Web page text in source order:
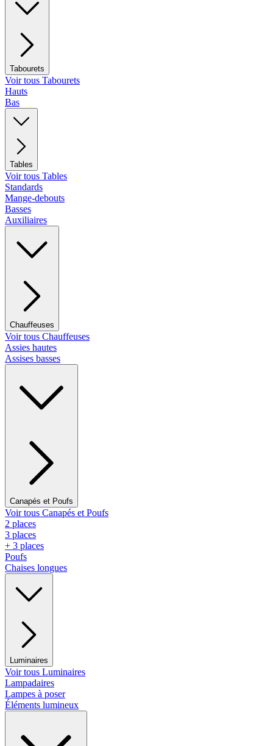
Tabourets
Voir tous Tabourets
Hauts
Bas
Tables
Voir tous Tables
Standards
Mange-debouts
Basses
Auxiliaires
Chauffeuses
Voir tous Chauffeuses
Assies hautes
Assises basses
Canapés et Poufs
Voir tous Canapés et Poufs
2 places
3 places
+ 3 places
Poufs
Chaises longues
Luminaires
Voir tous Luminaires
Lampadaires
Lampes à poser
Éléments lumineux